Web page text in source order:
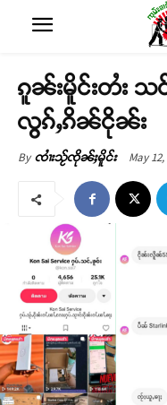
ၵူၼ်းမိူင်းတႆး သ
လွၵ်ႇၵိၼ်ငိုၼ်း
By ၸၢႆးသႂ်ၸိုၼ်ႈမိူင်း May 12,